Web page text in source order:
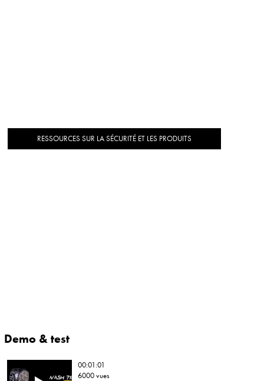
RESSOURCES SUR LA SÉCURITÉ ET LES PRODUITS
Demo & test
00:01:01
6000 vues